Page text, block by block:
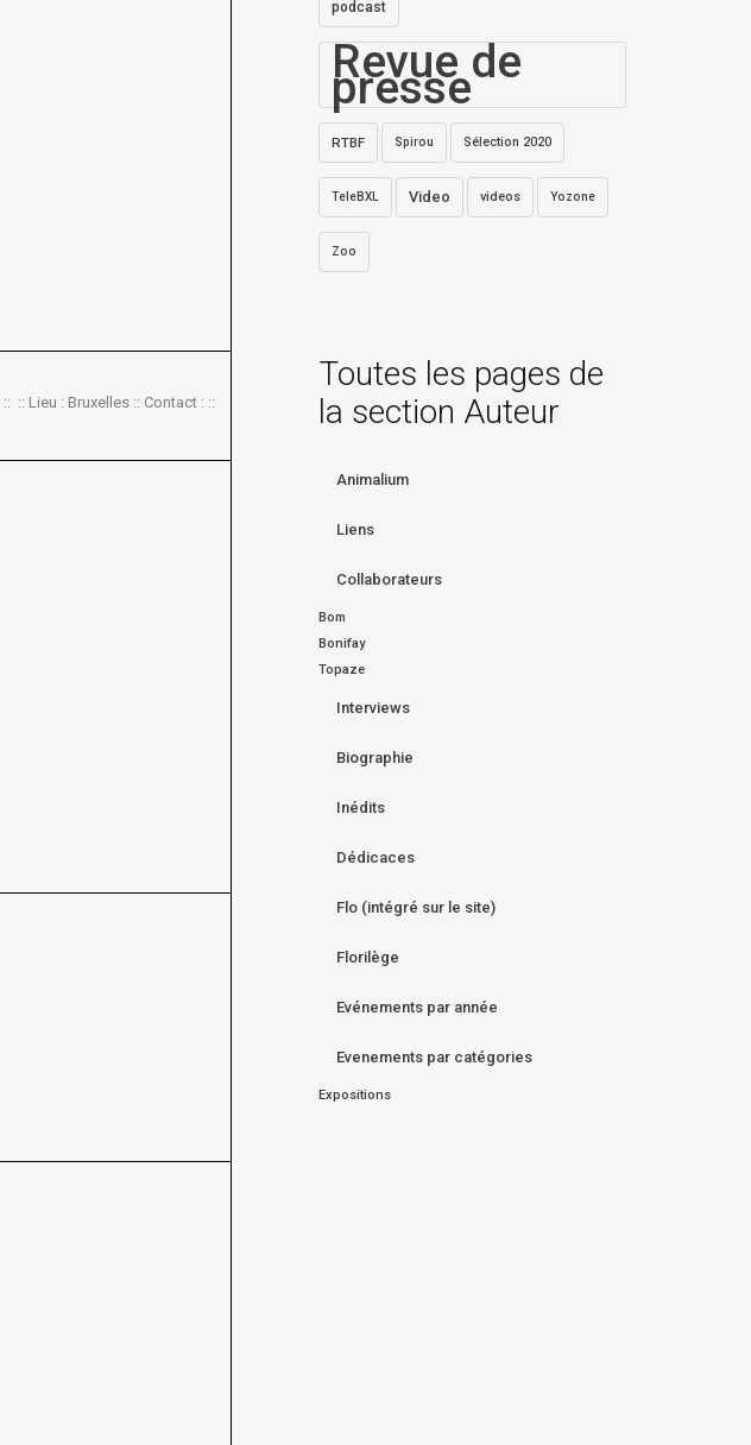
:: :: Lieu : Bruxelles :: Contact : ::
podcast
Revue de
presse
RTBF Spirou Sélection 2020
TeleBXL Video videos Yozone
Zoo
Toutes les pages de
la section Auteur
Animalium
Liens
Collaborateurs
Bom
Bonifay
Topaze
Interviews
Biographie
Inédits
Dédicaces
Flo (intégré sur le site)
Florilège
Evénements par année
Evenements par catégories
Expositions